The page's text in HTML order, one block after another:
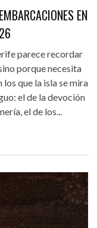
EN
parece recordar
porque necesita
los que la isla se mira
el de la devoción
el de los...